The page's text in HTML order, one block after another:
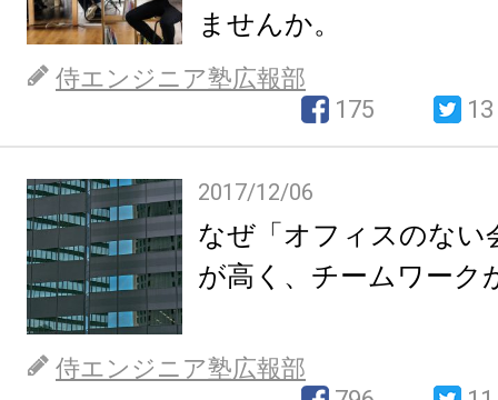
ませんか。
侍エンジニア塾広報部
175
13
2017/12/06
なぜ「オフィスのない
が高く、チームワーク
侍エンジニア塾広報部